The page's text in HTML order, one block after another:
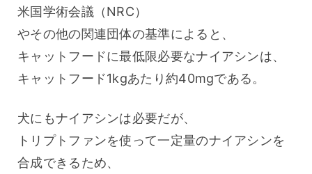
米国学術会議（NRC）
やその他の関連団体の基準によると、
キャットフードに最低限必要なナイアシンは、
キャットフード1kgあたり約40mgである。
犬にもナイアシンは必要だが、
トリプトファンを使って一定量のナイアシンを
合成できるため、